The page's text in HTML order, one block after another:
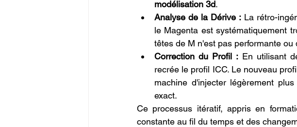
modélisation 3d.
Analyse de la Dérive : La rétro-
le Magenta est systématiquement
têtes de M n'est pas performante
Correction du Profil : En utilisant
recrée le profil ICC. Le nouveau
machine d'injecter légèrement
exact.
Ce processus itératif, appris en
constante au fil du temps et des